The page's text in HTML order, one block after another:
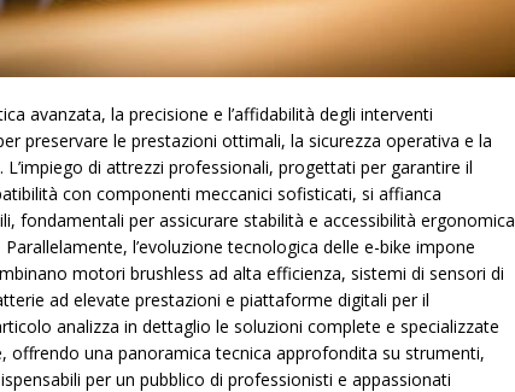
avanzata, la precisione e l’affidabilità degli interventi
preservare le prestazioni ottimali, la sicurezza operativa e la
di attrezzi professionali, progettati per garantire il
con componenti meccanici sofisticati, si affianca
fondamentali per assicurare stabilità e accessibilità ergonomica
l’evoluzione tecnologica delle e-bike impone
motori brushless ad alta efficienza, sistemi di sensori di
ad elevate prestazioni e piattaforme digitali per il
analizza in dettaglio le soluzioni complete e specializzate
offrendo una panoramica tecnica approfondita su strumenti,
per un pubblico di professionisti e appassionati